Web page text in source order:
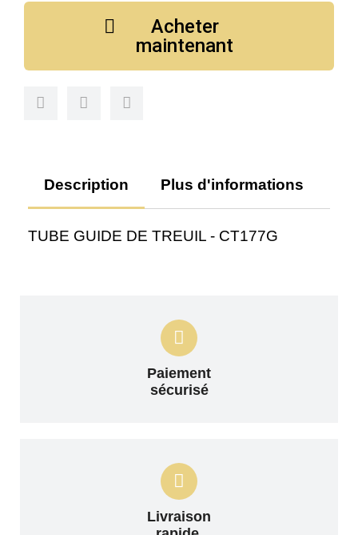
Acheter
maintenant
Description Plus d'informations
TUBE GUIDE DE TREUIL - CT177G
Paiement
sécurisé
Livraison